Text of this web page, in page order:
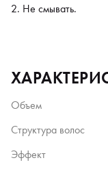
Не смывать.
Объем
Структура волос
Эффект